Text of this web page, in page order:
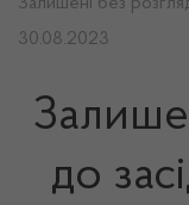
30.08.2023
до